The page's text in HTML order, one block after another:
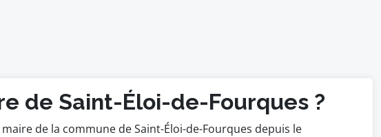
de Saint-Éloi-de-Fourques ?
de la commune de Saint-Éloi-de-Fourques depuis le